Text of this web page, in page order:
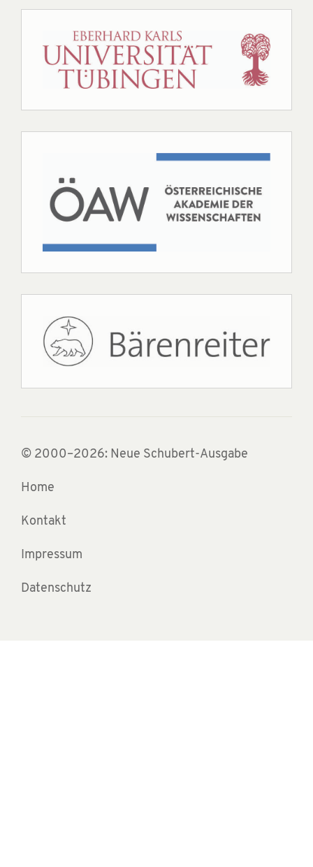
© 2000–2026: Neue Schubert-Ausgabe
Home
Kontakt
Impressum
Datenschutz